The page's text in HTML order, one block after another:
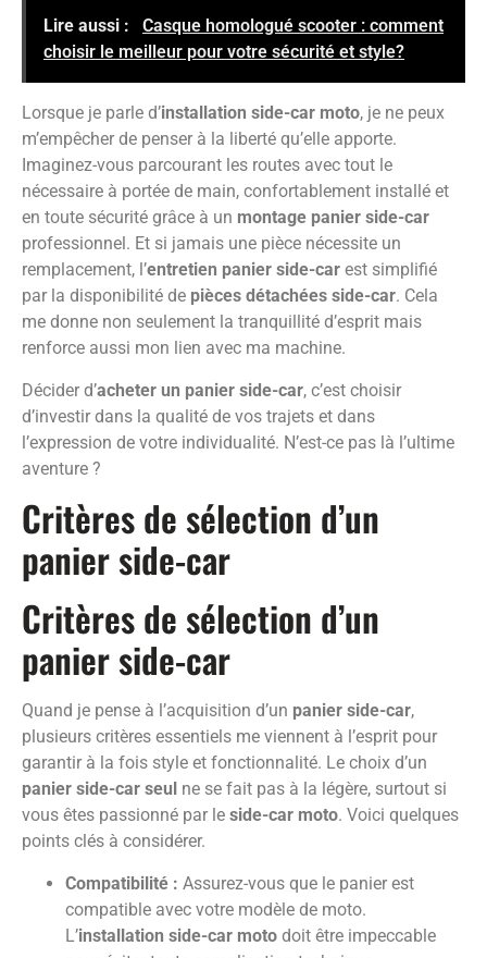
Lire aussi :
Casque homologué scooter : comment
choisir le meilleur pour votre sécurité et style?
Lorsque je parle d’installation side-car moto, je ne peux
m’empêcher de penser à la liberté qu’elle apporte.
Imaginez-vous parcourant les routes avec tout le
nécessaire à portée de main, confortablement installé et
en toute sécurité grâce à un montage panier side-car
professionnel. Et si jamais une pièce nécessite un
remplacement, l’entretien panier side-car est simplifié
par la disponibilité de pièces détachées side-car. Cela
me donne non seulement la tranquillité d’esprit mais
renforce aussi mon lien avec ma machine.
Décider d’acheter un panier side-car, c’est choisir
d’investir dans la qualité de vos trajets et dans
l’expression de votre individualité. N’est-ce pas là l’ultime
aventure ?
Critères de sélection d’un
panier side-car
Critères de sélection d’un
panier side-car
Quand je pense à l’acquisition d’un panier side-car,
plusieurs critères essentiels me viennent à l’esprit pour
garantir à la fois style et fonctionnalité. Le choix d’un
panier side-car seul ne se fait pas à la légère, surtout si
vous êtes passionné par le side-car moto. Voici quelques
points clés à considérer.
Compatibilité : Assurez-vous que le panier est
compatible avec votre modèle de moto.
L’installation side-car moto doit être impeccable